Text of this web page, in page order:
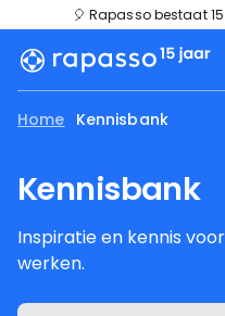
🎈 Rapasso bestaat
Home Kennisbank
Kennisbank
Inspiratie en kennis
werken.